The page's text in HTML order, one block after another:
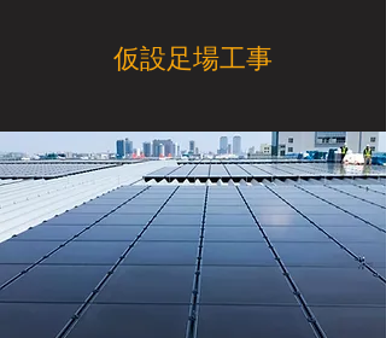
​仮設足場工事